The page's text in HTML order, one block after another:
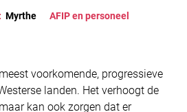
Myrthe AFIP en personeel
voorkomende, progressieve
landen. Het verhoogt de
kan ook zorgen dat er